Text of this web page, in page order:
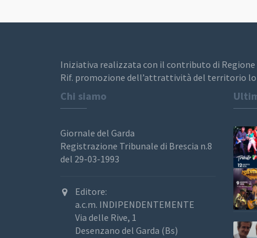
Iniziativa realizzata con il contributo di Regione
Rif. promozione dell’attrattività del territorio
Chi siamo
Giornale del Garda
Registrazione Tribunale di Brescia n.8
del 29-03-1993
Editore:
a.c.m. INDIPENDENTEMENTE
Via delle Rive, 1
Desenzano del Garda (Bs)